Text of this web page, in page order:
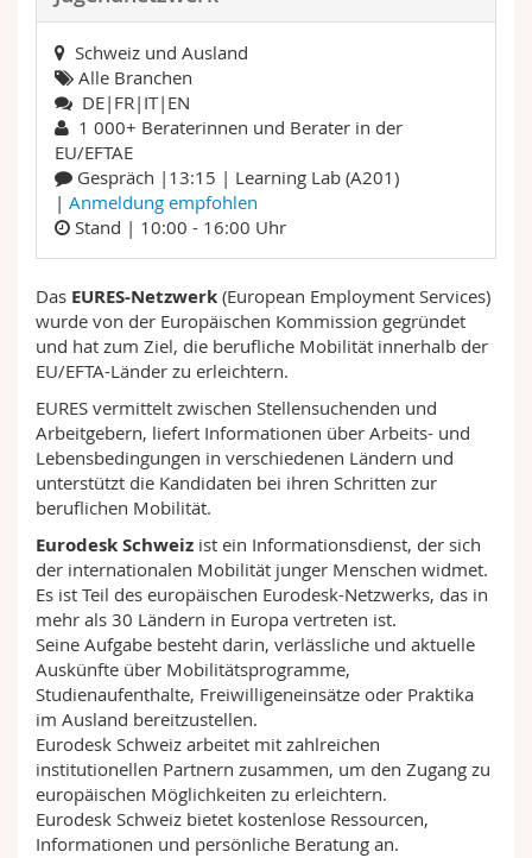
Math.-Nat. und Med. Fak.
Interfakultär
Mitarbeitende
Doktorierende
Webmail
Vorlesungsverzeichnis
MyUnifr
Schweiz und Ausland
Alle Branchen
DE|FR|IT|EN
1 000+ Beraterinnen und Berater in der
EU/EFTAE
Gespräch |13:15 | Learning Lab (A201)
| Anmeldung empfohlen
Stand | 10:00 - 16:00 Uhr
Das EURES-Netzwerk (European Employment Services)
wurde von der Europäischen Kommission gegründet
und hat zum Ziel, die berufliche Mobilität innerhalb der
EU/EFTA-Länder zu erleichtern.
EURES vermittelt zwischen Stellensuchenden und
Arbeitgebern, liefert Informationen über Arbeits- und
Lebensbedingungen in verschiedenen Ländern und
unterstützt die Kandidaten bei ihren Schritten zur
beruflichen Mobilität.
Eurodesk Schweiz ist ein Informationsdienst, der sich
der internationalen Mobilität junger Menschen widmet.
Es ist Teil des europäischen Eurodesk-Netzwerks, das in
mehr als 30 Ländern in Europa vertreten ist.
Seine Aufgabe besteht darin, verlässliche und aktuelle
Auskünfte über Mobilitätsprogramme,
Studienaufenthalte, Freiwilligeneinsätze oder Praktika
im Ausland bereitzustellen.
Eurodesk Schweiz arbeitet mit zahlreichen
institutionellen Partnern zusammen, um den Zugang zu
europäischen Möglichkeiten zu erleichtern.
Eurodesk Schweiz bietet kostenlose Ressourcen,
Informationen und persönliche Beratung an.